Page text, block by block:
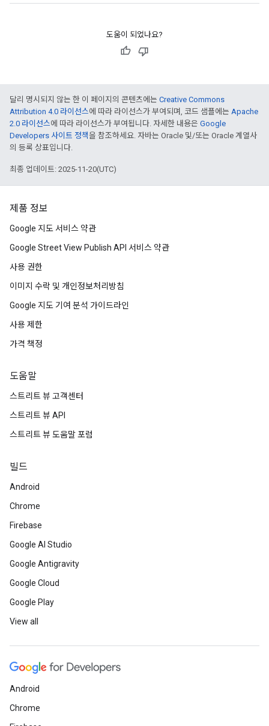
도움이 되었나요?
달리 명시되지 않는 한 이 페이지의 콘텐츠에는 Creative Commons
Attribution 4.0 라이선스에 따라 라이선스가 부여되며, 코드 샘플에는 Apache
2.0 라이선스에 따라 라이선스가 부여됩니다. 자세한 내용은 Google
Developers 사이트 정책을 참조하세요. 자바는 Oracle 및/또는 Oracle 계열사
의 등록 상표입니다.
최종 업데이트: 2025-11-20(UTC)
제품 정보
Google 지도 서비스 약관
Google Street View Publish API 서비스 약관
사용 권한
이미지 수락 및 개인정보처리방침
Google 지도 기여 분석 가이드라인
사용 제한
가격 책정
도움말
스트리트 뷰 고객센터
스트리트 뷰 API
스트리트 뷰 도움말 포럼
빌드
Android
Chrome
Firebase
Google AI Studio
Google Antigravity
Google Cloud
Google Play
View all
Android
Chrome